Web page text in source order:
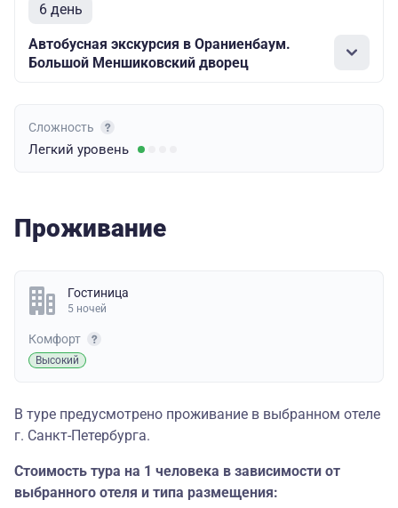
6 день
Автобусная экскурсия в Ораниенбаум.
Большой Меншиковский дворец
Сложность
Легкий уровень
Проживание
Гостиница
5 ночей
Комфорт
Высокий
В туре предусмотрено проживание в выбранном отеле
г. Санкт-Петербурга.
Стоимость тура на 1 человека в зависимости от
выбранного отеля и типа размещения: